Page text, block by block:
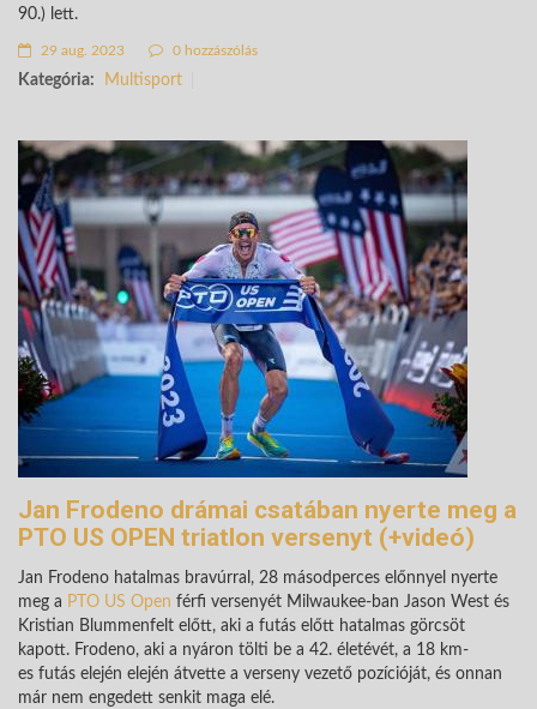
90.) lett.
29 aug. 2023 0 hozzászólás
Kategória: Multisport
Jan Frodeno drámai csatában nyerte meg a
PTO US OPEN triatlon versenyt (+videó)
Jan Frodeno hatalmas bravúrral, 28 másodperces előnnyel nyerte
meg a PTO US Open férfi versenyét Milwaukee-ban Jason West és
Kristian Blummenfelt előtt, aki a futás előtt hatalmas görcsöt
kapott. Frodeno, aki a nyáron tölti be a 42. életévét, a 18 km-
es futás elején elején átvette a verseny vezető pozícióját, és onnan
már nem engedett senkit maga elé.